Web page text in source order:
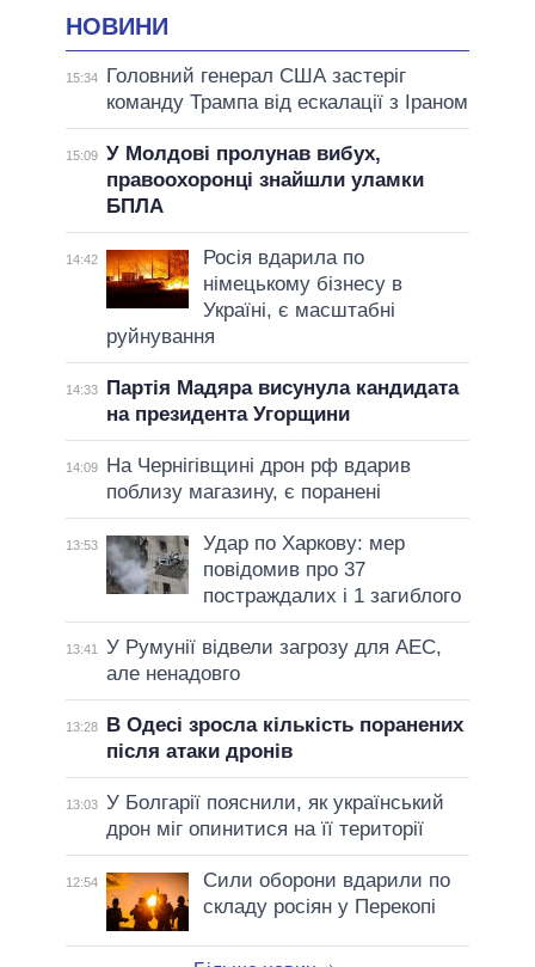
НОВИНИ
15:34
Головний генерал США застеріг
команду Трампа від ескалації з Іраном
15:09 У Молдові пролунав вибух,
правоохоронці знайшли уламки
БПЛА
14:42
Росія вдарила по
німецькому бізнесу в
Україні, є масштабні
руйнування
14:33
Партія Мадяра висунула кандидата
на президента Угорщини
14:09
На Чернігівщині дрон рф вдарив
поблизу магазину, є поранені
13:53
Удар по Харкову: мер
повідомив про 37
постраждалих і 1 загиблого
13:41
У Румунії відвели загрозу для АЕС,
але ненадовго
13:28
В Одесі зросла кількість поранених
після атаки дронів
13:03 У Болгарії пояснили, як український
дрон міг опинитися на її території
12:54
Сили оборони вдарили по
складу росіян у Перекопі